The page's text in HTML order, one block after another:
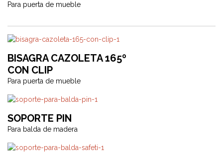
Para puerta de mueble
BISAGRA CAZOLETA 165º
CON CLIP
Para puerta de mueble
SOPORTE PIN
Para balda de madera